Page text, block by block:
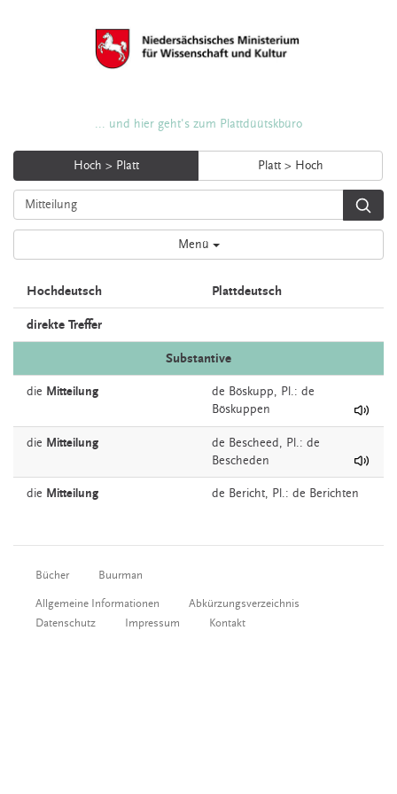
... und hier geht's zum Plattdüütskbüro
Hoch > Platt Platt > Hoch
Menü
Hochdeutsch Plattdeutsch
direkte Treffer
Substantive
die Mitteilung de Böskupp, Pl.: de
Böskuppen
die Mitteilung de Bescheed, Pl.: de
Bescheden
die Mitteilung de Bericht, Pl.: de Berichten
Bücher Buurman
Allgemeine Informationen
Abkürzungsverzeichnis
Datenschutz
Impressum Kontakt